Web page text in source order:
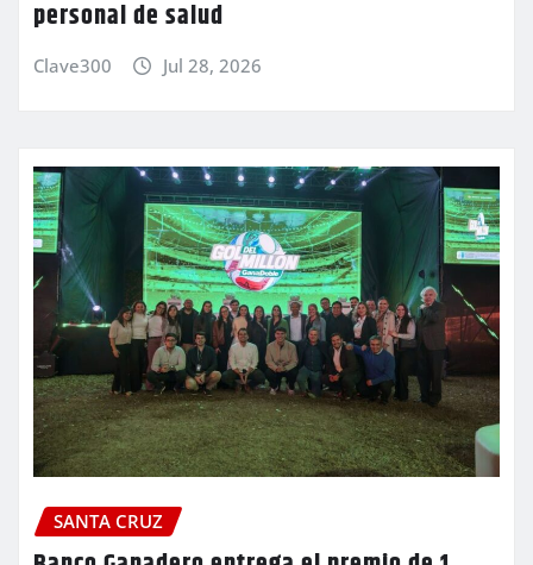
personal de salud
Clave300 Jul 28, 2026
SANTA CRUZ